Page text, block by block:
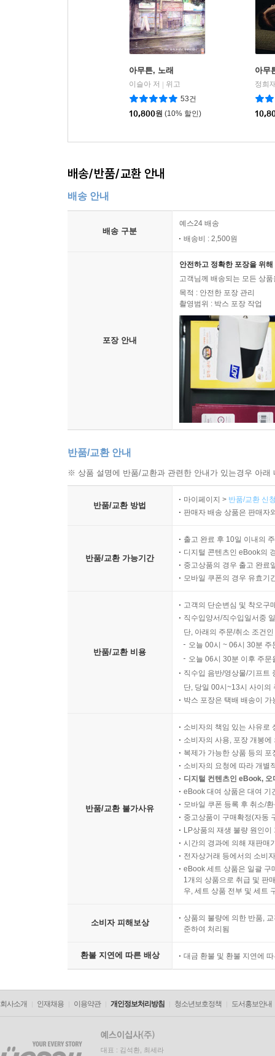
아무튼, 노래
이슬아 저 | 위고
53건
10,800원 (10% 할인)
아무
정희
배송/반품/교환 안내
배송 안내
배송 구분
예스24 배송
배송비 : 2,500원
포장 안내
안전하고 정확한 포장을 위
고객님께 배송되는 모든 상
목적 : 안전한 포장 관리
촬영범위 : 박스 포장 작업
반품/교환 안내
※ 상품 설명에 반품/교환과 관련한 안내가 있는경우 아
반품/교환 방법
마이페이지 > 반품/교환 신
판매자 배송 상품은 판매자
반품/교환 가능기간
출고 완료 후 10일 이내의
디지털 콘텐츠인 eBook의
중고상품의 경우 출고 완료
모바일 쿠폰의 경우 유효기
반품/교환 비용
고객의 단순변심 및 착오구
직수입양서/직수입일서중
단, 아래의 주문/취소 조건
오늘 00시 ~ 06시 30분
오늘 06시 30분 이후 주
직수입 음반/영상물/기프트
단, 당일 00시~13시 사이의
박스 포장은 택배 배송이
반품/교환 불가사유
소비자의 책임 있는 사유로
소비자의 사용, 포장 개봉
복제가 가능한 상품 등의
소비자의 요청에 따라 개별
디지털 컨텐츠인 eBook,
eBook 대여 상품은 대여 기
모바일 쿠폰 등록 후 취소/
중고상품이 구매확정(자동
LP상품의 재생 불량 원인
시간의 경과에 의해 재판매
전자상거래 등에서의 소비
eBook 세트 상품은 일괄 구
1개의 상품으로 취급 및 판
우, 세트 상품 전부 및 세트
소비자 피해보상
상품의 불량에 의한 반품,
준하여 처리됨
환불 지연에 따른 배상 대금 환불 및 환불 지연에
회사소개 인재채용 이용약관 개인정보처리방침 청소년보호정책 도서홍보안내
대표 : 김석환, 최세라